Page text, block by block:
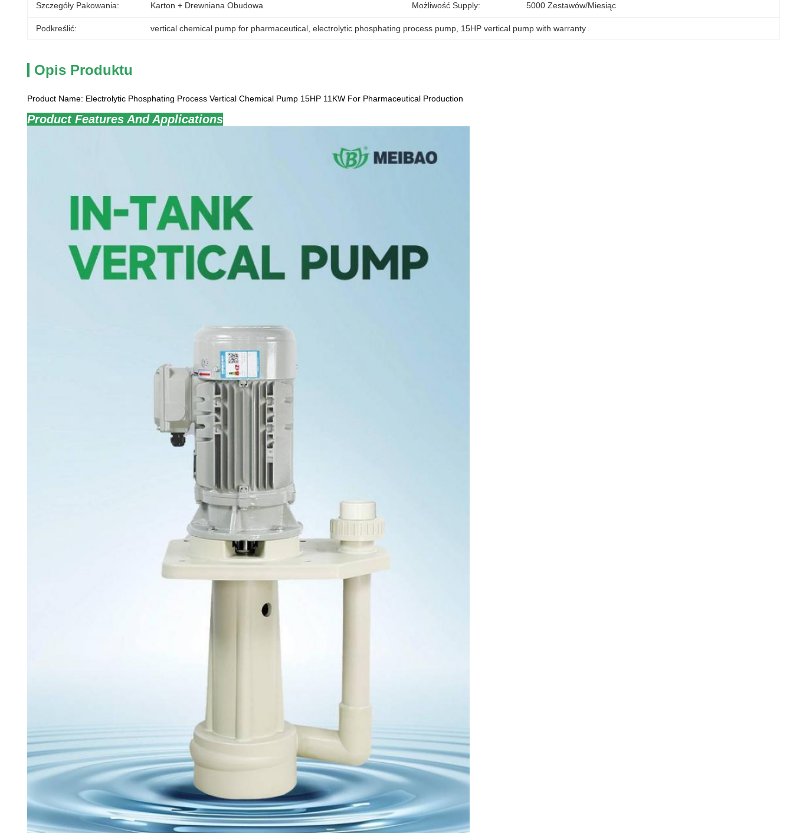
Szczegóły Pakowania: Karton + Drewniana Obudowa Możliwość Supply: 5000 Zestawów/miesiąc
Podkreślić: vertical chemical pump for pharmaceutical electrolytic phosphating process pump 15HP vertical pump with warranty
Opis Produktu
Product Name: Electrolytic Phosphating Process Vertical Chemical Pump 15HP 11KW For Pharmaceutical Production
Product Features And Applications